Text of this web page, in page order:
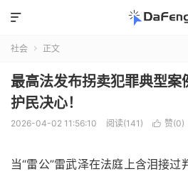

社会  正文
最高法发布拐卖犯罪典型案
护民决心！
2026-04-02 11:56:10 阅读(141)  赞(0)
当“雷公”雷武泽在法庭上含泪接